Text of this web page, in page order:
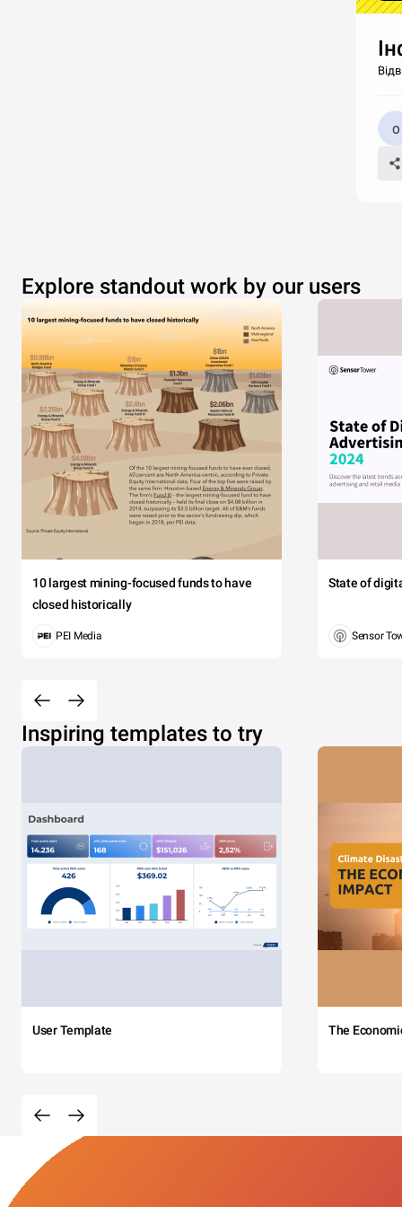
Explore standout work by our users
10 largest mining-focused funds to have
closed historically
PEI Media
State of
Sensor
Inspiring templates to try
User Template The